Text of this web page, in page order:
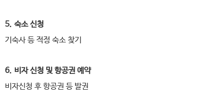
5. 숙소 신청
기숙사 등 적정 숙소 찾기
6. 비자 신청 및 항공권 예약
비자신청 후 항공권 등 발권